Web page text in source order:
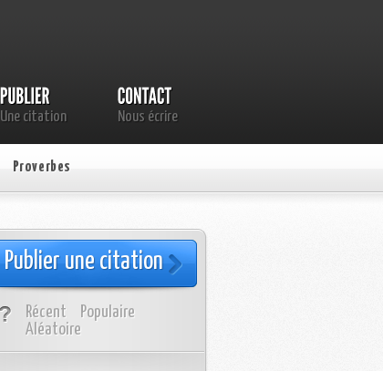
Une citation Nous écrire
Proverbes
Publier une citation
Récent
Populaire
Aléatoire